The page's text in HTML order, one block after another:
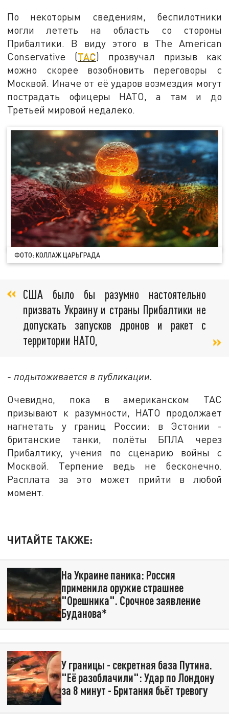
По некоторым сведениям, беспилотники
могли лететь на область со стороны
Прибалтики. В виду этого в The American
Conservative (TAC) прозвучал призыв как
можно скорее возобновить переговоры с
Москвой. Иначе от её ударов возмездия могут
пострадать офицеры НАТО, а там и до
Третьей мировой недалеко.
ФОТО: КОЛЛАЖ ЦАРЬГРАДА
США было бы разумно настоятельно
призвать Украину и страны Прибалтики не
допускать запусков дронов и ракет с
территории НАТО,
- подытоживается в публикации.
Очевидно, пока в американском TAC
призывают к разумности, НАТО продолжает
нагнетать у границ России: в Эстонии -
британские танки, полёты БПЛА через
Прибалтику, учения по сценарию войны с
Москвой. Терпение ведь не бесконечно.
Расплата за это может прийти в любой
момент.
ЧИТАЙТЕ ТАКЖЕ:
На Украине паника: Россия
применила оружие страшнее
"Орешника". Срочное заявление
Буданова*
У границы - секретная база Путина.
"Её разоблачили": Удар по Лондону
за 8 минут - Британия бьёт тревогу